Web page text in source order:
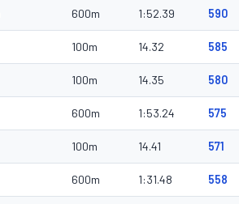
600m 1:52.39 590
100m 14.32 585
100m 14.35 580
600m 1:53.24 575
100m 14.41 571
600m 1:31.48 558